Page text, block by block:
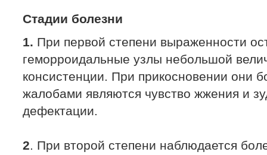
Стадии болезни
1. При первой степени выраженности
геморроидальные узлы небольшой
консистенции. При прикосновении они
жалобами являются чувство жжения и
дефектации.
2. При второй степени наблюдается